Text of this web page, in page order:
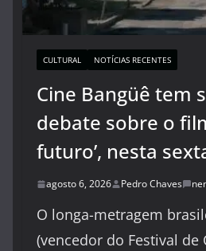
CULTURAL NOTÍCIAS RECENTES
Cine Bangüê tem
debate sobre o
futuro’, nesta
agosto 6, 2026 Pedro Chaves
O longa-metragem
(vencedor do Festival de